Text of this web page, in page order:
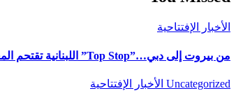
الأخبار الإفتتاحية
من بيروت إلى دبي…”Top Stop” اللبنانية تقتحم المعارض الدولية
Uncategorized الأخبار الإفتتاحية